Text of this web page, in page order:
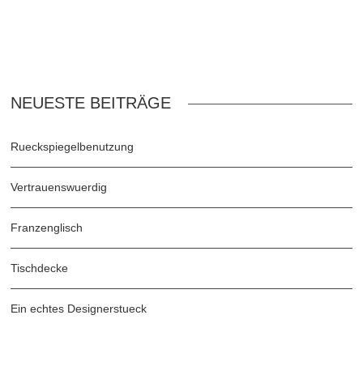
NEUESTE BEITRÄGE
Rueckspiegelbenutzung
Vertrauenswuerdig
Franzenglisch
Tischdecke
Ein echtes Designerstueck